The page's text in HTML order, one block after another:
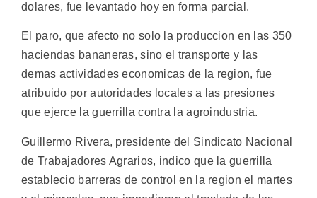
dolares, fue levantado hoy en forma parcial.
El paro, que afecto no solo la produccion en las 350
haciendas bananeras, sino el transporte y las
demas actividades economicas de la region, fue
atribuido por autoridades locales a las presiones
que ejerce la guerrilla contra la agroindustria.
Guillermo Rivera, presidente del Sindicato Nacional
de Trabajadores Agrarios, indico que la guerrilla
establecio barreras de control en la region el martes